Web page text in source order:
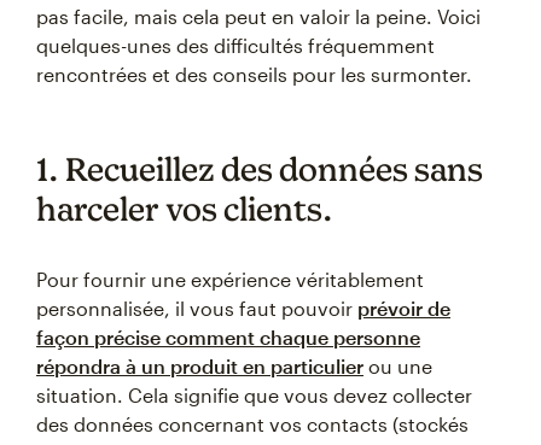
pas facile, mais cela peut en valoir la peine. Voici
quelques-unes des difficultés fréquemment
rencontrées et des conseils pour les surmonter.
1. Recueillez des données sans
harceler vos clients.
Pour fournir une expérience véritablement
personnalisée, il vous faut pouvoir prévoir de
façon précise comment chaque personne
répondra à un produit en particulier ou une
situation. Cela signifie que vous devez collecter
des données concernant vos contacts (stockés